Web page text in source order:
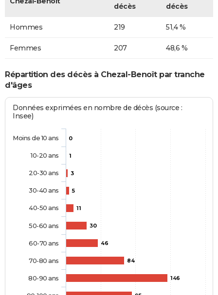
décès
décès
Hommes 219 51,4 %
Femmes 207 48,6 %
Répartition des décès à Chezal-Benoît par tranche
d'âges
Données exprimées en nombre de décès (source :
Insee)
0
1
3
5
11
30
46
84
146
Moins de 10 ans
10-20 ans
20-30 ans
30-40 ans
40-50 ans
50-60 ans
60-70 ans
70-80 ans
80-90 ans